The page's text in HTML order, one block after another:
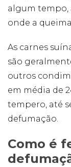
algum tempo,
onde a
As carnes
são
outros
em média de
tempero, até
defumação.
Como é